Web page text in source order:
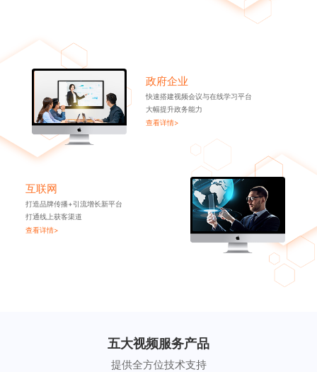
政府企业
快速搭建视频会议与在线学习平台
大幅提升政务能力
查看详情>
互联网
打造品牌传播+引流增长新平台
打通线上获客渠道
查看详情>
五大视频服务产品
提供全方位技术支持